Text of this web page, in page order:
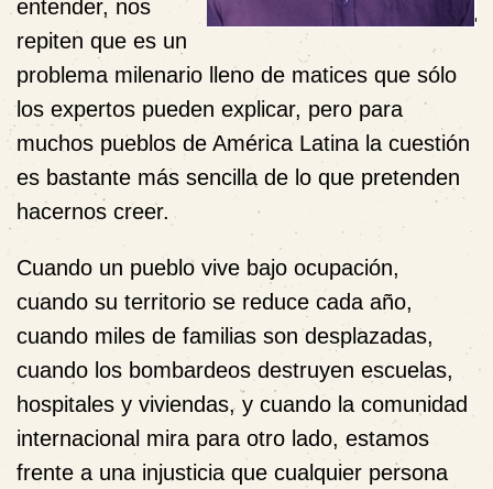
entender, nos
repiten que es un
problema milenario lleno de matices que sólo
los expertos pueden explicar, pero para
muchos pueblos de América Latina la cuestión
es bastante más sencilla de lo que pretenden
hacernos creer.
Cuando un pueblo vive bajo ocupación,
cuando su territorio se reduce cada año,
cuando miles de familias son desplazadas,
cuando los bombardeos destruyen escuelas,
hospitales y viviendas, y cuando la comunidad
internacional mira para otro lado, estamos
frente a una injusticia que cualquier persona